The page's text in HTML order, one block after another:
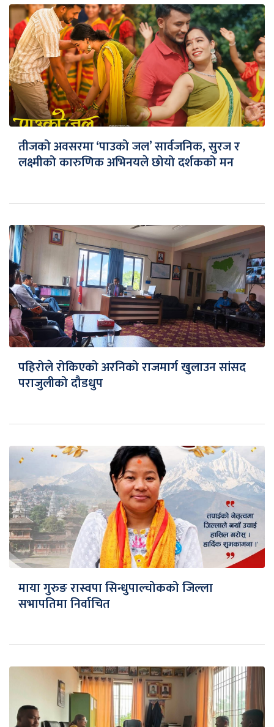
तीजको अवसरमा ‘पाउको जल’ सार्वजनिक, सुरज र
लक्ष्मीको कारुणिक अभिनयले छोयो दर्शकको मन
पहिरोले रोकिएको अरनिको राजमार्ग खुलाउन सांसद
पराजुलीको दौडधुप
माया गुरुङ रास्वपा सिन्धुपाल्चोकको जिल्ला
सभापतिमा निर्वाचित